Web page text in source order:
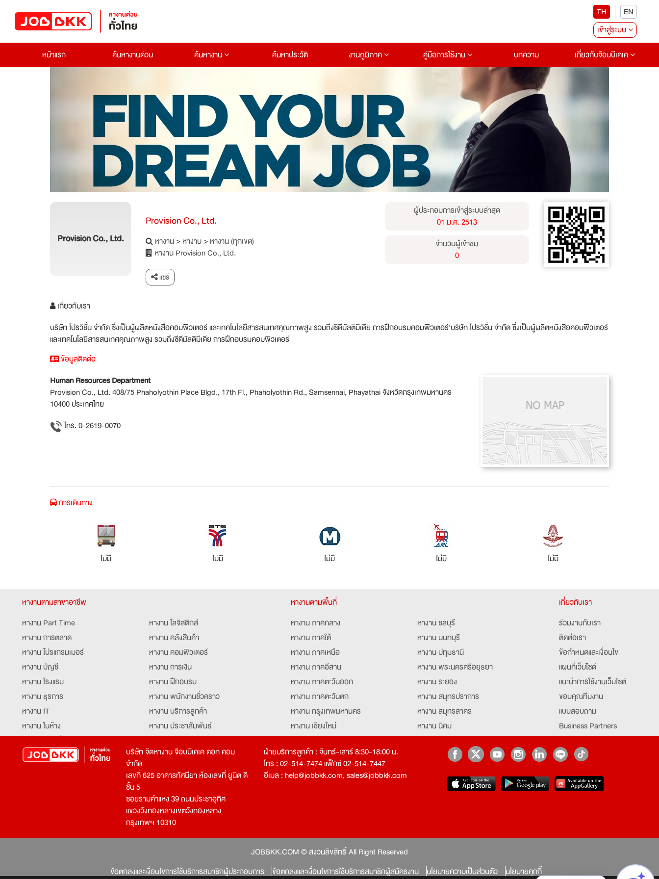
TH
EN
เข้าสู่ระบบ
หน้าแรก
ค้นหางานด่วน ค้นหางาน ค้นหาประวัติ งานภูมิภาค คู่มือการใช้งาน บทความ เกี่ยวกับจ๊อบบีเคเค
Provision Co., Ltd.
Provision Co., Ltd.
หางาน>หางาน>หางาน (ทุกเขต)
หางาน Provision Co., Ltd.
แชร์
ผู้ประกอบการเข้าสู่ระบบล่าสุด
01 ม.ค. 2513
จำนวนผู้เข้าชม
0
เกี่ยวกับเรา
บริษัท โปรวิชั่น จำกัด ซึ่งเป็นผู้ผลิตหนังสือคอมพิวเตอร์ และเทคโนโลยีสารสนเทศคุณภาพสูง รวมถึงซีดีมัลติมีเดีย การฝึกอบรมคอมพิวเตอร์'บริษัท โปรวิชั่น จำกัด ซึ่งเป็นผู้ผลิตหนังสือคอมพิวเตอร์
และเทคโนโลยีสารสนเทศคุณภาพสูง รวมถึงซีดีมัลติมีเดีย การฝึกอบรมคอมพิวเตอร์
ข้อมูลติดต่อ
Human Resources Department
Provision Co., Ltd. 408/75 Phaholyothin Place Blgd., 17th Fl., Phaholyothin Rd., Samsennai, Phayathai จังหวัดกรุงเทพมหานคร
10400 ประเทศไทย
โทร. 0-2619-0070
การเดินทาง
ไม่มี ไม่มี ไม่มี ไม่มี ไม่มี
หางานตามสาขาอาชีพ
หางาน Part Time
หางาน การตลาด
หางาน โปรแกรมเมอร์
หางาน บัญชี
หางาน โรงแรม
หางาน ธุรการ
หางาน IT
หางาน ในห้าง
หางาน ท่องเที่ยว
หางาน จัดซื้อ
หางาน เจ้าหน้าที่รักษาความปลอดภัย
โปรแกรมเมอร์
หางาน โลจิสติกส์
หางาน คลังสินค้า
หางาน คอมพิวเตอร์
หางาน การเงิน
หางาน ฝึกอบรม
หางาน พนักงานชั่วคราว
หางาน บริการลูกค้า
หางาน ประชาสัมพันธ์
หางาน รับโทรศัพท์
หางาน ประสานงาน
หางาน จองตั๋ว
หางาน กุ๊ก
หางาน นักศึกษาฝึกงาน
หางาน Mobile Application
Developer
บริการสรรหาพนักงาน
หางานตามพื้นที่
หางาน ภาคกลาง
หางาน ภาคใต้
หางาน ภาคเหนือ
หางาน ภาคอีสาน
หางาน ภาคตะวันออก
หางาน ภาคตะวันตก
หางาน กรุงเทพมหานคร
หางาน เชียงใหม่
หางาน ฉะเชิงเทรา
หางาน ชลบุรี
หางาน นนทบุรี
หางาน ปทุมธานี
หางาน พระนครศรีอยุธยา
หางาน ระยอง
หางาน สมุทรปราการ
หางาน สมุทรสาคร
หางาน นิคม
หางานอยุธยา
เกี่ยวกับเรา
ร่วมงานกับเรา
ติดต่อเรา
ข้อกำหนดและเงื่อนไข
แผนที่เว็บไซต์
แนะนำการใช้งานเว็บไซต์
ขอบคุณทีมงาน
แบบสอบถาม
Business Partners
Partner มหาวิทยาลัย
Job Index
job
บริษัท จัดหางาน จ๊อบบีเคเค ดอท คอม
จำกัด
เลขที่ 625 อาคารทัศนียา ห้องเลขที่ ยูนิต ดี
ชั้น 5
ซอยรามคำแหง 39 ถนนประชาอุทิศ
แขวงวังทองหลางเขตวังทองหลาง
กรุงเทพฯ 10310
ฝ่ายบริการลูกค้า : จันทร์-เสาร์ 8:30-18:00 น.
โทร : 02-514-7474 แฟ็กซ์ 02-514-7447
อีเมล : help@jobbkk.com,sales@jobbkk.com
JOBBKK.COM © สงวนลิขสิทธิ์ All Right Reserved
ข้อตกลงและเงื่อนไขการใช้บริการสมาชิกผู้ประกอบการ
ข้อตกลงและเงื่อนไขการใช้บริการสมาชิกผู้สมัครงาน นโยบายความเป็นส่วนตัว นโยบายคุกกี้